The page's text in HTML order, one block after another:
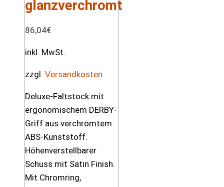
glanzverchromt
86,04€
inkl. MwSt.
zzgl. Versandkosten
Deluxe-Faltstock mit
ergonomischem DERBY-
Griff aus verchromtem
ABS-Kunststoff.
Höhenverstellbarer
Schuss mit Satin Finish.
Mit Chromring,